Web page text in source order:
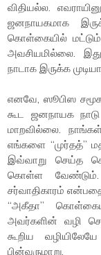
விதியல்ல.
ஜனநாயகமாக
கொள்கையில்
அவசியமில்லை.
நாடாக இருக்க
எனவே, ஸூபிஸ
கூட ஜனநாயக
மாறவில்லை.
எங்களை “முர்தத்”
இவ்வாறு செய்த
கொள்ள
சர்வாதிகாரம்
“அகீதா”
அவர்களின் வழி
கூறிய
பின்வருமாறு.